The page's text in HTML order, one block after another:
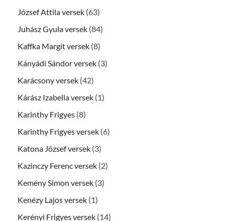
József Attila versek (63)
Juhász Gyula versek (84)
Kaffka Margit versek (8)
Kányádi Sándor versek (3)
Karácsony versek (42)
Kárász Izabella versek (1)
Karinthy Frigyes (8)
Karinthy Frigyes versek (6)
Katona József versek (3)
Kazinczy Ferenc versek (2)
Kemény Simon versek (3)
Kenézy Lajos versek (1)
Kerényi Frigyes versek (14)